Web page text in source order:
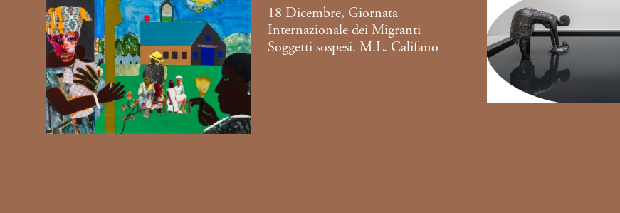
18 Dicembre, Giornata
Internazionale dei Migranti –
Soggetti sospesi. M.L. Califano